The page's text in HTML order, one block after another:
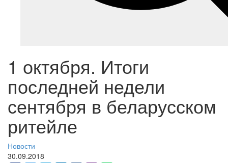
1 октября. Итоги
последней недели
сентября в беларусском
ритейле
Новости
30.09.2018